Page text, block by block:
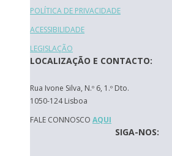
POLÍTICA DE PRIVACIDADE
ACESSIBILIDADE
LEGISLAÇÃO
LOCALIZAÇÃO E CONTACTO:
Rua Ivone Silva, N.º 6, 1.º Dto.
1050-124 Lisboa
FALE CONNOSCO AQUI
SIGA-NOS: